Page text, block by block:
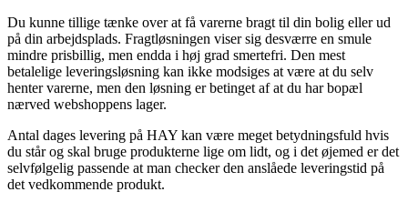
Du kunne tillige tænke over at få varerne bragt til din bolig eller ud
på din arbejdsplads. Fragtløsningen viser sig desværre en smule
mindre prisbillig, men endda i høj grad smertefri. Den mest
betalelige leveringsløsning kan ikke modsiges at være at du selv
henter varerne, men den løsning er betinget af at du har bopæl
nærved webshoppens lager.
Antal dages levering på HAY kan være meget betydningsfuld hvis
du står og skal bruge produkterne lige om lidt, og i det øjemed er det
selvfølgelig passende at man checker den anslåede leveringstid på
det vedkommende produkt.